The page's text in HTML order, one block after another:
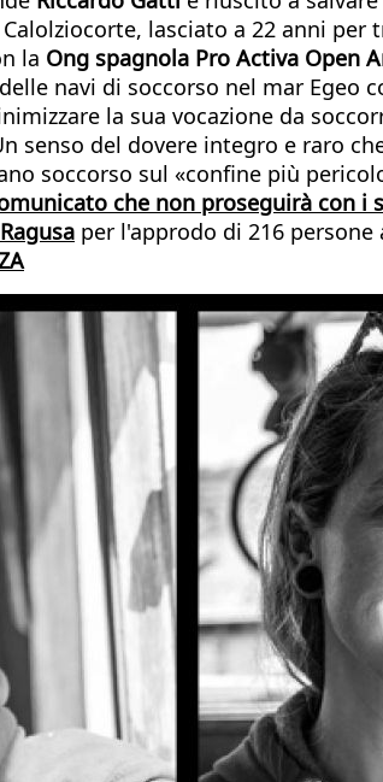
lasciato a 22 anni per
la Ong spagnola Pro Activa Open
navi di soccorso nel mar Egeo
la sua vocazione da
senso del dovere integro e raro
soccorso sul «confine più
che non proseguirà con i
per l'approdo di 216 persone